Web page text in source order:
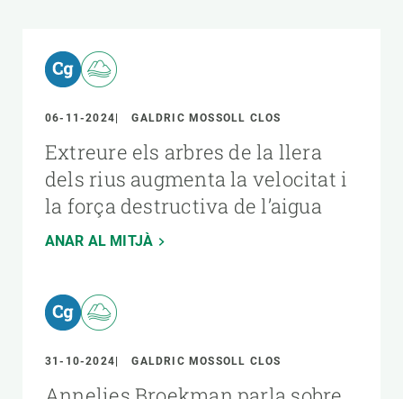
06-11-2024 GALDRIC MOSSOLL CLOS
Extreure els arbres de la llera
dels rius augmenta la velocitat i
la força destructiva de l’aigua
ANAR AL MITJÀ
31-10-2024 GALDRIC MOSSOLL CLOS